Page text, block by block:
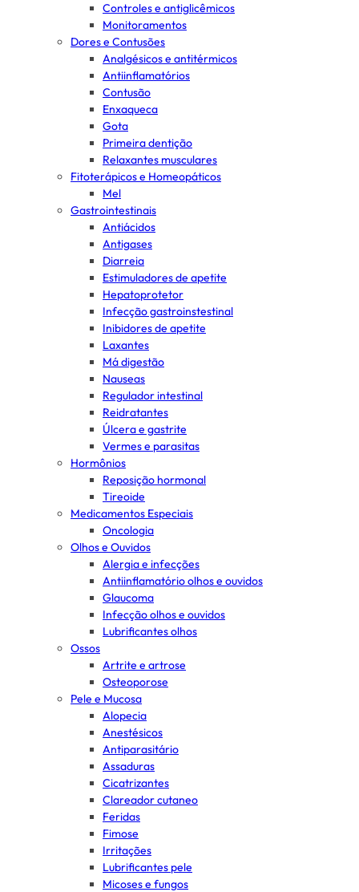
Controles e antiglicêmicos
Monitoramentos
Dores e Contusões
Analgésicos e antitérmicos
Antiinflamatórios
Contusão
Enxaqueca
Gota
Primeira dentição
Relaxantes musculares
Fitoterápicos e Homeopáticos
Mel
Gastrointestinais
Antiácidos
Antigases
Diarreia
Estimuladores de apetite
Hepatoprotetor
Infecção gastroinstestinal
Inibidores de apetite
Laxantes
Má digestão
Nauseas
Regulador intestinal
Reidratantes
Úlcera e gastrite
Vermes e parasitas
Hormônios
Reposição hormonal
Tireoide
Medicamentos Especiais
Oncologia
Olhos e Ouvidos
Alergia e infecções
Antiinflamatório olhos e ouvidos
Glaucoma
Infecção olhos e ouvidos
Lubrificantes olhos
Ossos
Artrite e artrose
Osteoporose
Pele e Mucosa
Alopecia
Anestésicos
Antiparasitário
Assaduras
Cicatrizantes
Clareador cutaneo
Feridas
Fimose
Irritações
Lubrificantes pele
Micoses e fungos